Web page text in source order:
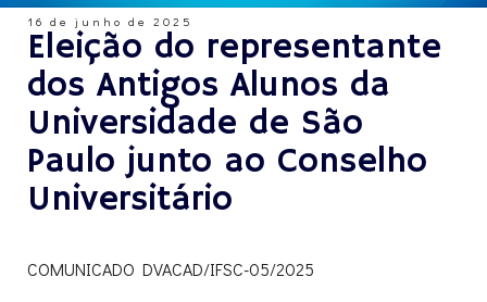
16 de junho de 2025
Eleição do representante
dos Antigos Alunos da
Universidade de São
Paulo junto ao Conselho
Universitário
COMUNICADO DVACAD/IFSC-05/2025